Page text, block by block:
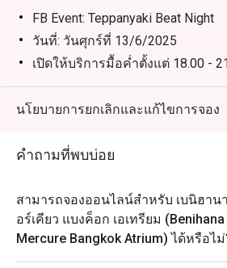
FB Event: Teppanyaki Beat Night
วันที่: วันศุกร์ที่ 13/6/2025
เปิดให้บริการมื้อค่ำตั้งแต่ 18.00 -
และไวน์ฟรีโฟลว์จะเสิร์ฟในเวลา 1
สถานที่: Benihana Restaurant (ชั้น 2)
โปรดทราบว่าราคาหลังหักส่วนลด
* ร้านอาหารขอสงวนสิทธิ์ในการไ
โต๊ะหากมีการจองตั้งแต่ 2 ขึ้นไป
* การจอง 1 ครั้งสามารถจองได้สูงสุ
นโยบายการยกเลิกและแก้ไขการจอง
คำถามที่พบบ่อย
สามารถจองออนไลน์สำหรับ เบนิฮาน
อร์เคียว แบงค็อก เอเทรียม (Benihana
Mercure Bangkok Atrium) ได้หรือไม่